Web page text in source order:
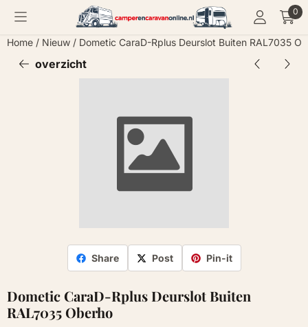
Cookievoorkeuren zijn momenteel gesloten. 0
Home / Nieuw / Dometic CaraD-Rplus Deurslot Buiten RAL7035
overzicht
Share Post Pin-it
Dometic CaraD-Rplus Deurslot Buiten
RAL7035 Oberho